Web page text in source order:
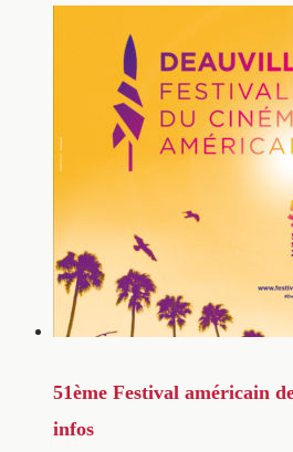
51ème Festival américain
infos